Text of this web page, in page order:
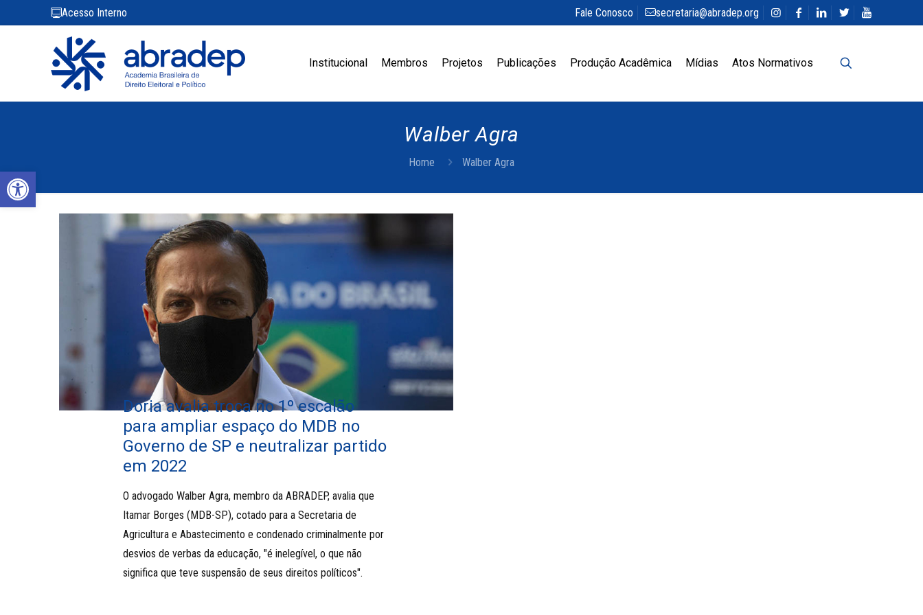
Abrir a barra de ferramentas
Acesso Interno Fale Conosco secretaria@abradep.org
Institucional Membros Projetos Publicações Produção Acadêmica Mídias Atos Normativos
Walber Agra
Home Walber Agra
Doria avalia troca no 1º escalão
para ampliar espaço do MDB no
Governo de SP e neutralizar partido
em 2022
O advogado Walber Agra, membro da ABRADEP, avalia que
Itamar Borges (MDB-SP), cotado para a Secretaria de
Agricultura e Abastecimento e condenado criminalmente por
desvios de verbas da educação, "é inelegível, o que não
significa que teve suspensão de seus direitos políticos".